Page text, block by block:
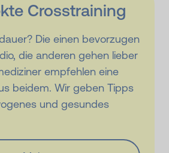
Crosstraining
Die einen bevorzugen
die anderen gehen lieber
empfehlen eine
beidem. Wir geben Tipps
und gesundes